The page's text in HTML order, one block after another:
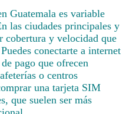
Guatemala es variable
las ciudades principales y
cobertura y velocidad que
conectarte a internet
pago que ofrecen
o centros
una tarjeta SIM
que suelen ser más